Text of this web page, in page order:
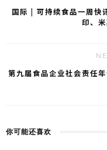
国际 | 可持续食品一周快
印、
第九届食品企业社会责任
你可能还喜欢